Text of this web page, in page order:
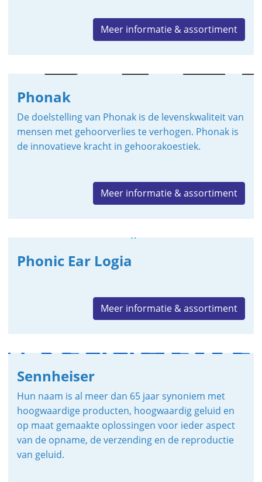
Meer informatie & assortiment
Phonak
De doelstelling van Phonak is de levenskwaliteit van
mensen met gehoorverlies te verhogen. Phonak is
de innovatieve kracht in gehoorakoestiek.
Meer informatie & assortiment
Phonic Ear Logia
Meer informatie & assortiment
Sennheiser
Hun naam is al meer dan 65 jaar synoniem met
hoogwaardige producten, hoogwaardig geluid en
op maat gemaakte oplossingen voor ieder aspect
van de opname, de verzending en de reproductie
van geluid.